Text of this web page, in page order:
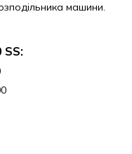
машини.
SS: